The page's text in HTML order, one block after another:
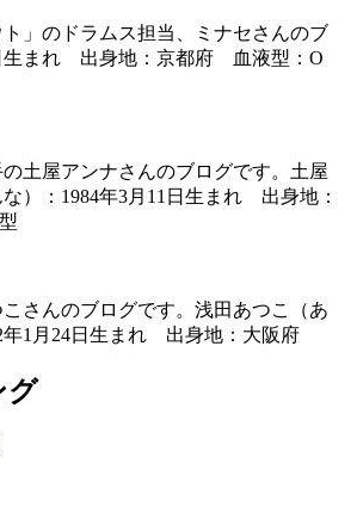
」のドラムス担当、ミナセさんのブ
生まれ 出身地：京都府 血液型：O
土屋アンナさんのブログです。土屋
）：1984年3月11日生まれ 出身地：
さんのブログです。浅田あつこ（あ
年1月24日生まれ 出身地：大阪府
グ